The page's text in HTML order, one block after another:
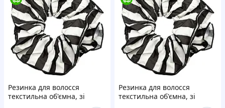
Резинка для волосся
текстильна об'ємна, зі
Резинка для волосся
текстильна об'ємна, зі